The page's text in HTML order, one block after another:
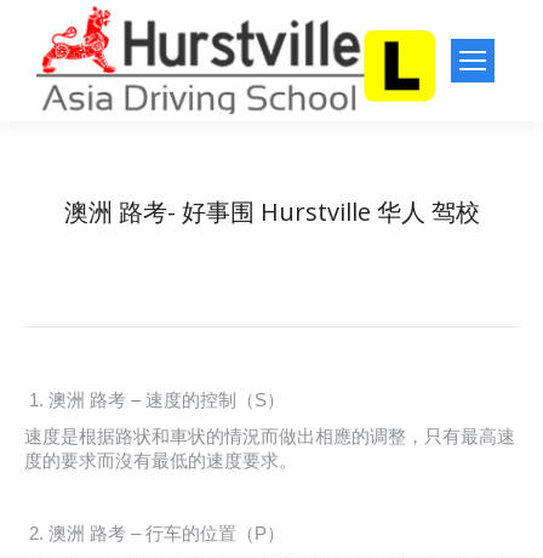
澳洲 路考- 好事围 Hurstville 华人 驾校
澳洲 路考 – 速度的控制（S）
速度是根据路状和車状的情況而做出相應的调整，只有最高速
度的要求而沒有最低的速度要求。
澳洲 路考 – 行车的位置（P）